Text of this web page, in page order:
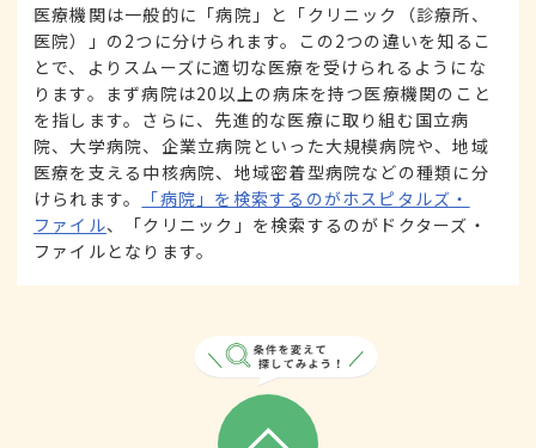
医療機関は一般的に「病院」と「クリニック（診療所、
医院）」の2つに分けられます。この2つの違いを知るこ
とで、よりスムーズに適切な医療を受けられるようにな
ります。まず病院は20以上の病床を持つ医療機関のこと
を指します。さらに、先進的な医療に取り組む国立病
院、大学病院、企業立病院といった大規模病院や、地域
医療を支える中核病院、地域密着型病院などの種類に分
けられます。
「病院」を検索するのがホスピタルズ・
ファイル、「クリニック」を検索するのがドクターズ・
ファイルとなります。